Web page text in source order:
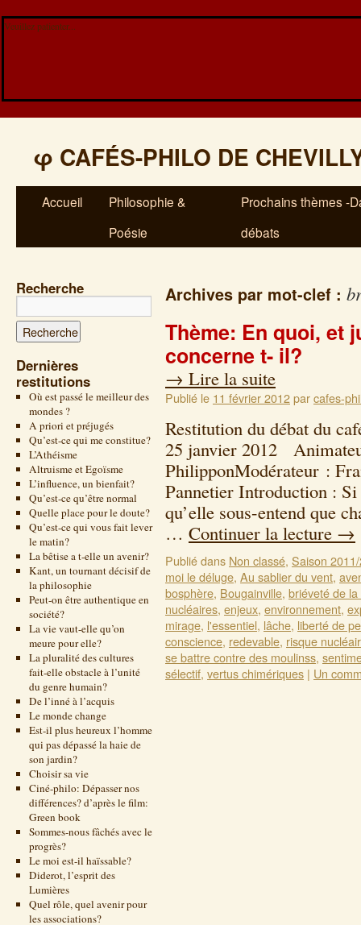
Veuillez patienter...
φ CAFÉS-PHILO DE
Accueil
Philosophie &
Poésie
Prochains thèmes -
débats
Recherche
Dernières
restitutions
Où est passé le meilleur des
mondes ?
A priori et préjugés
Qu’est-ce qui me constitue?
L’Athéisme
Altruisme et Egoïsme
L’influence, un bienfait?
Qu’est-ce qu’être normal
Quelle place pour le doute?
Qu’est-ce qui vous fait lever
le matin?
La bêtise a t-elle un avenir?
Kant, un tournant décisif de
la philosophie
Peut-on être authentique en
société?
La vie vaut-elle qu’on
meure pour elle?
La pluralité des cultures
fait-elle obstacle à l’unité
du genre humain?
De l’inné à l’acquis
Le monde change
Est-il plus heureux l’homme
qui pas dépassé la haie de
son jardin?
Choisir sa vie
Ciné-philo: Dépasser nos
différences? d’après le film:
Green book
Sommes-nous fâchés avec le
progrès?
Le moi est-il haïssable?
Diderot, l’esprit des
Lumières
Quel rôle, quel avenir pour
les associations?
Archives par mot-clef :
Thème: En quoi, et
concerne t- il?
→ Lire la suite
Publié le 11 février 2012parcafes-
Restitution du débat du
25 janvier 2012
PhilipponModérateur :
Pannetier Introduction :
qu’elle sous-entend que
… Continuer la lecture →
Publié dans Non classé, Saison
moi le déluge, Au sablier du vent,
bosphère, Bougainville, briéveté de la
nucléaires, enjeux, environnement,
mirage, l'essentiel, lâche, liberté de
conscience, redevable, risque
se battre contre des moulinss,
sélectif, vertus chimériques | Un